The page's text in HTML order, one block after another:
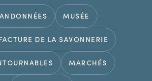
MUSÉE
DE LA SAVONNERIE
MARCHÉS